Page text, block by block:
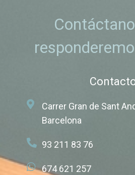
Carrer Gran de Sant
Barcelona
93 211 83 76
674 621 257